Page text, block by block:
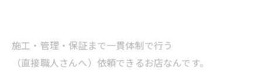
施工・管理・保証まで一貫体制で行う
（直接職人さんへ）依頼できるお店なんです。